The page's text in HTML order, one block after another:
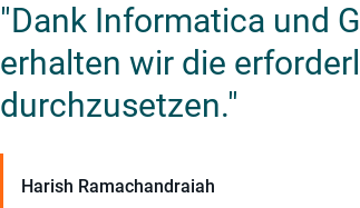
"Dank Informatica und
erhalten wir die
durchzusetzen."
Harish Ramachandraiah